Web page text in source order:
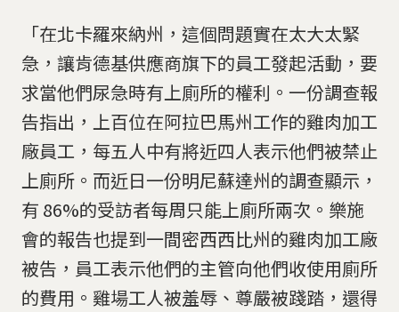
「在北卡羅來納州，這個問題實在太大太緊
急，讓肯德基供應商旗下的員工發起活動，要
求當他們尿急時有上廁所的權利。一份調查報
告指出，上百位在阿拉巴馬州工作的雞肉加工
廠員工，每五人中有將近四人表示他們被禁止
上廁所。而近日一份明尼蘇達州的調查顯示，
有 86%的受訪者每周只能上廁所兩次。樂施
會的報告也提到一間密西西比州的雞肉加工廠
被告，員工表示他們的主管向他們收使用廁所
的費用。雞場工人被羞辱、尊嚴被踐踏，還得